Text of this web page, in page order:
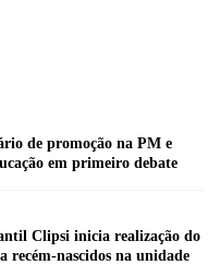
de promoção na PM e
em primeiro debate
Clipsi inicia realização do
recém-nascidos na unidade